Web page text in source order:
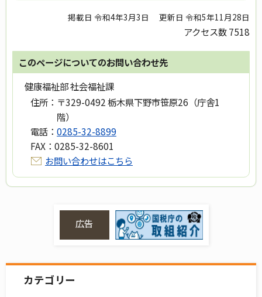
掲載日 令和4年3月3日 更新日 令和5年11月28日
アクセス数7518
このページについてのお問い合わせ先
健康福祉部 社会福祉課
住所： 〒329-0492 栃木県下野市笹原26（庁舎1
階）
電話： 0285-32-8899
FAX： 0285-32-8601
お問い合わせはこちら
広告
カテゴリー